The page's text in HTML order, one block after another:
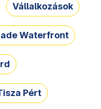
Vállalkozások
Waterfront
Pért